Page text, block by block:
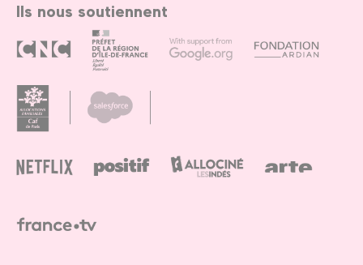
Ils nous soutiennent